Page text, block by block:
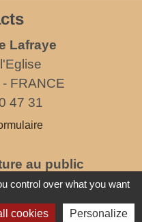
Lafraye
FRANCE
47 31
au public
à 19h
control over what you want
cookies Personalize